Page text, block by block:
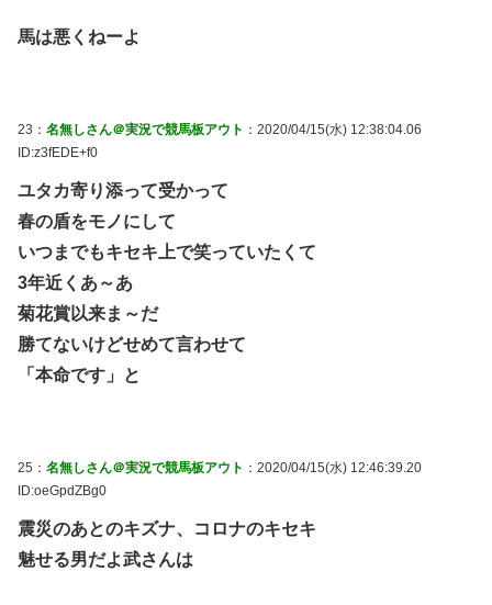
馬は悪くねーよ
23： 名無しさん＠実況で競馬板アウト ：2020/04/15(水) 12:38:04.06
ID:z3fEDE+f0
ユタカ寄り添って受かって
春の盾をモノにして
いつまでもキセキ上で笑っていたくて
3年近くあ～あ
菊花賞以来ま～だ
勝てないけどせめて言わせて
「本命です」と
25： 名無しさん＠実況で競馬板アウト ：2020/04/15(水) 12:46:39.20
ID:oeGpdZBg0
震災のあとのキズナ、コロナのキセキ
魅せる男だよ武さんは